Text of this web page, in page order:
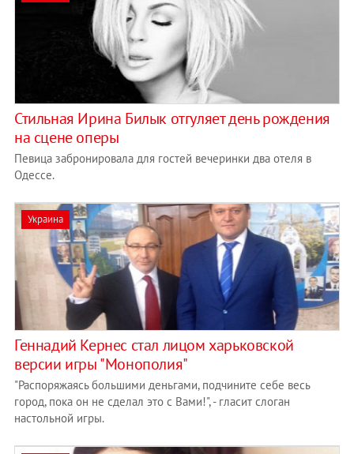
Стильная Ирина Билык отгуляет день рождения
на сцене оперы
Певица забронировала для гостей вечеринки два отеля в
Одессе.
Украина
Геннадий Кернес стал лицом харьковской
версии игры "Монополия"
"Распоряжаясь большими деньгами, подчините себе весь
город, пока он не сделал это с Вами!", - гласит слоган
настольной игры.